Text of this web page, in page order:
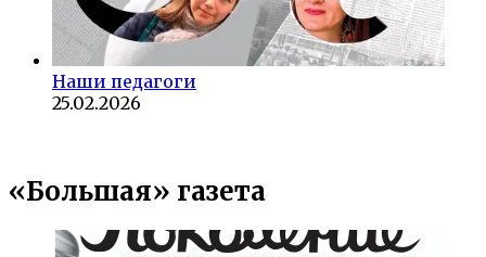
Наши педагоги
25.02.2026
«Большая» газета